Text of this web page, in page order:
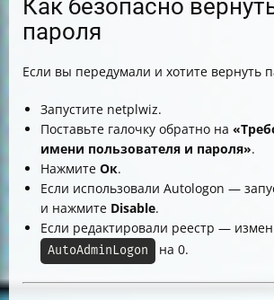
Как безопасно
пароля
Если вы передумали и хотите вернуть
Запустите netplwiz.
Поставьте галочку обратно на
имени пользователя и пароля».
Нажмите Ок.
Если использовали Autologon —
и нажмите Disable.
Если редактировали реестр —
AutoAdminLogon на 0.